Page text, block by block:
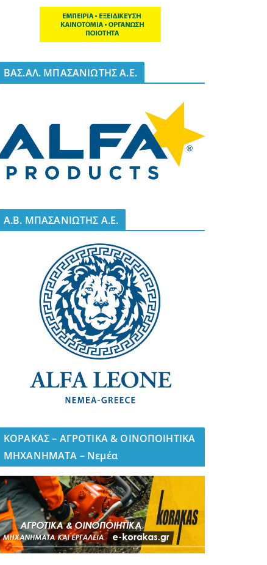
BΑΣ.ΑΛ. ΜΠΑΣΑΝΙΩΤΗΣ Α.Ε.
A.B. ΜΠΑΣΑΝΙΩΤΗΣ Α.Ε.
ΚΟΡΑΚΑΣ – ΑΓΡΟΤΙΚΑ & ΟΙΝΟΠΟΙΗΤΙΚΑ
ΜΗΧΑΝΗΜΑΤΑ – Νεμέα